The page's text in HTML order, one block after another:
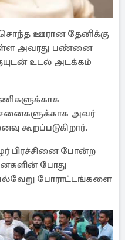
சொந்த ஊரான தேனிக்கு
அவரது பண்னை
உடல் அடக்கம்
அவர்
கூறப்படுகிறார்.
பிரச்சினை போன்ற
போது
பல்வேறு போராட்டங்களை